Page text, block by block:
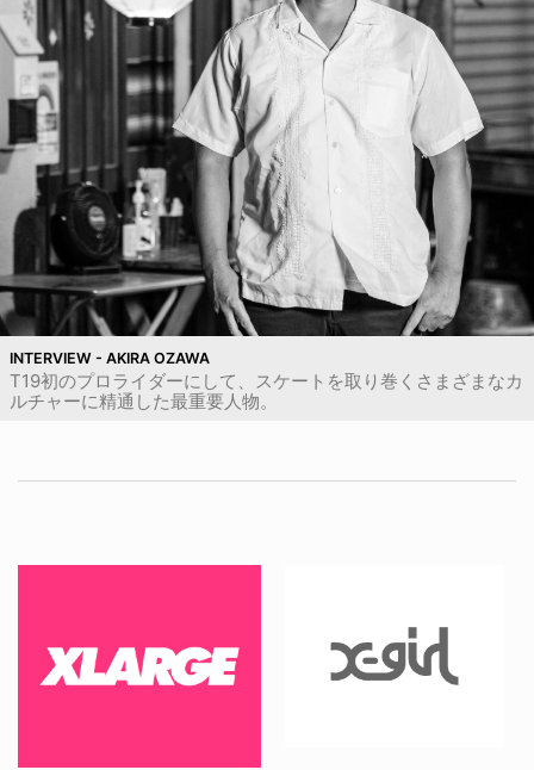
INTERVIEW - AKIRA OZAWA
T19初のプロライダーにして、スケートを取り巻くさまざまなカ
ルチャーに精通した最重要人物。